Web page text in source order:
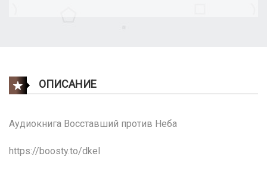
ОПИСАНИЕ
Аудиокнига Восставший против Неба
https://boosty.to/dkel